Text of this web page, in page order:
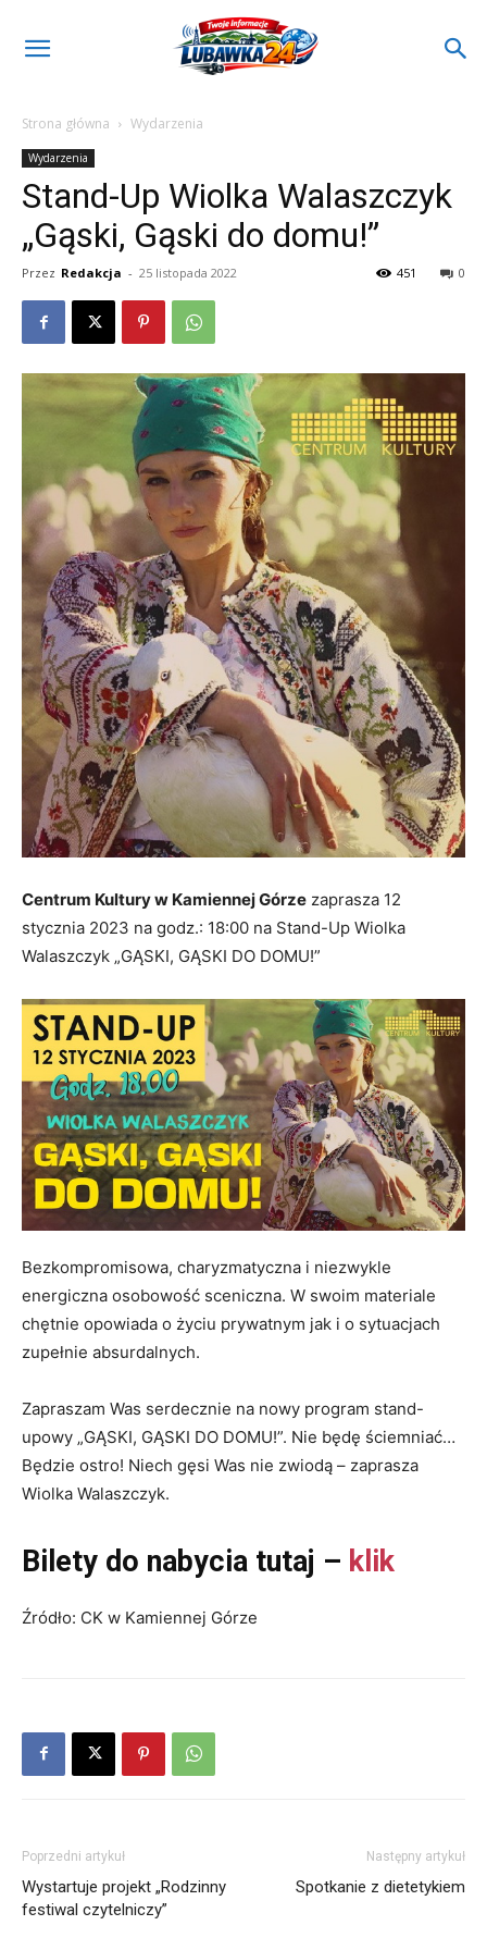
Strona główna Wydarzenia
Wydarzenia
Stand-Up Wiolka Walaszczyk
„Gąski, Gąski do domu!”
Przez Redakcja - 25 listopada 2022 0
451
Centrum Kultury w Kamiennej Górze zaprasza 12
stycznia 2023 na godz.: 18:00 na Stand-Up Wiolka
Walaszczyk „GĄSKI, GĄSKI DO DOMU!”
Bezkompromisowa, charyzmatyczna i niezwykle
energiczna osobowość sceniczna. W swoim materiale
chętnie opowiada o życiu prywatnym jak i o sytuacjach
zupełnie absurdalnych.
Zapraszam Was serdecznie na nowy program stand-
upowy „GĄSKI, GĄSKI DO DOMU!”. Nie będę ściemniać…
Będzie ostro! Niech gęsi Was nie zwiodą – zaprasza
Wiolka Walaszczyk.
Bilety do nabycia tutaj – klik
Źródło: CK w Kamiennej Górze
Poprzedni artykuł
Wystartuje projekt „Rodzinny
festiwal czytelniczy”
Następny artykuł
Spotkanie z dietetykiem